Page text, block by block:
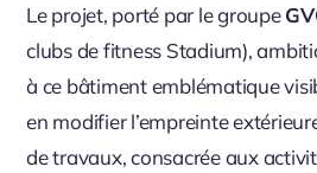
Le projet, porté par le groupe
clubs de fitness Stadium),
à ce bâtiment emblématique
en modifier l’empreinte
de travaux, consacrée aux